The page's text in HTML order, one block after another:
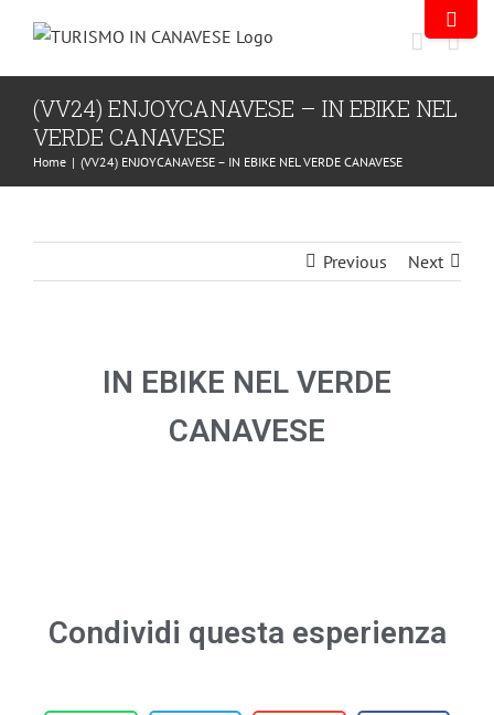
(VV24) ENJOYCANAVESE – IN EBIKE NEL
VERDE CANAVESE
Home | (VV24) ENJOYCANAVESE – IN EBIKE NEL VERDE CANAVESE
Previous Next
IN EBIKE NEL VERDE
CANAVESE
Condividi questa esperienza